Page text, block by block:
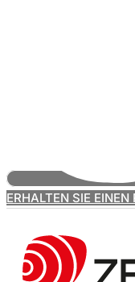
ERHALTEN SIE EINEN